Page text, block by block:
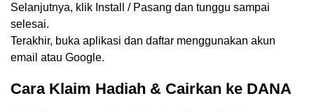
Selanjutnya, klik Install / Pasang dan tunggu sampai
selesai.
Terakhir, buka aplikasi dan daftar menggunakan akun
email atau Google.
Cara Klaim Hadiah & Cairkan ke DANA